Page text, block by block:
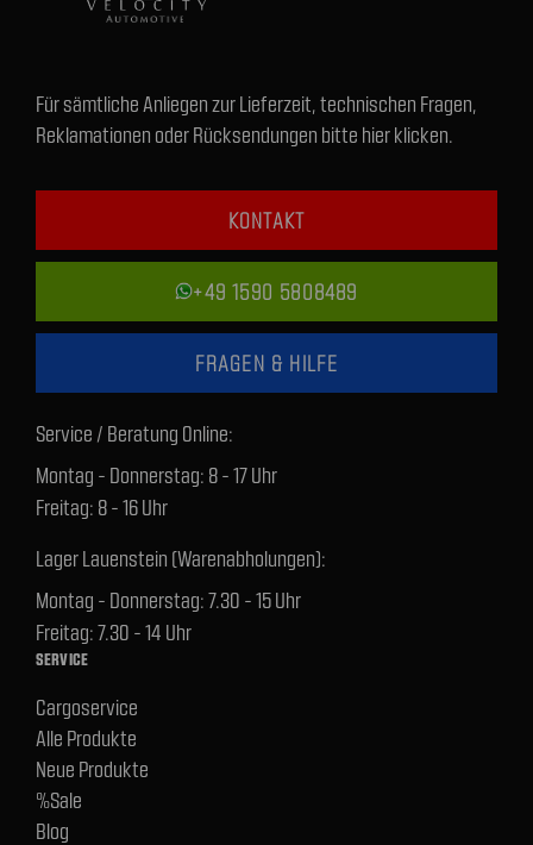
Für sämtliche Anliegen zur Lieferzeit, technischen Fragen,
Reklamationen oder Rücksendungen bitte hier klicken.
KONTAKT
+49 1590 5808489
FRAGEN & HILFE
Service / Beratung Online:
Montag - Donnerstag: 8 - 17 Uhr
Freitag: 8 - 16 Uhr
Lager Lauenstein (Warenabholungen):
Montag - Donnerstag: 7.30 - 15 Uhr
Freitag: 7.30 - 14 Uhr
SERVICE
Cargoservice
Alle Produkte
Neue Produkte
%Sale
Blog